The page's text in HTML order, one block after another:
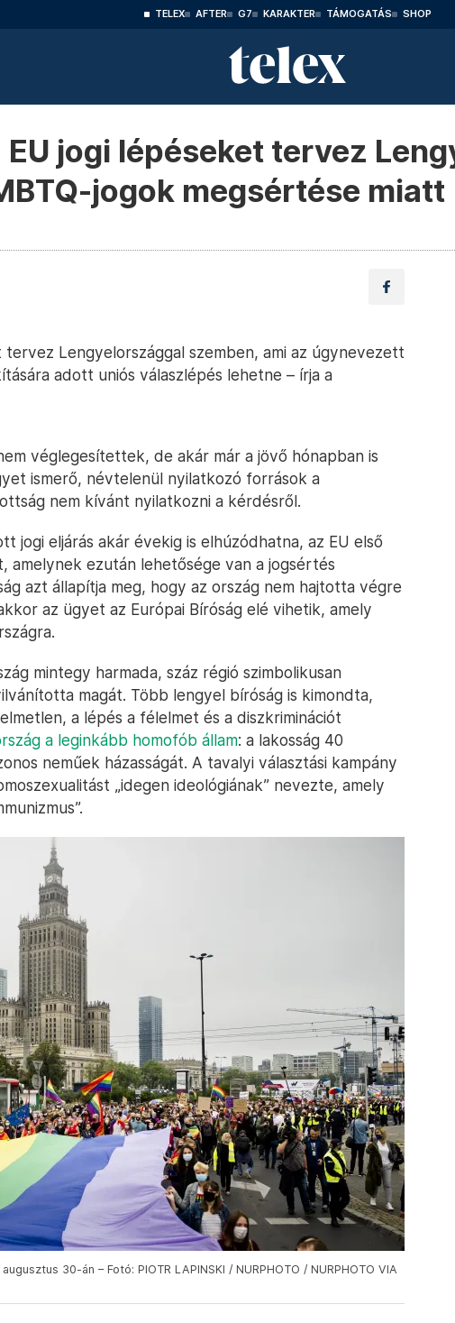
TELEX AFTER G7 KARAKTER TÁMOGATÁS SHOP
jogi lépéseket tervez
jogok megsértése miatt
tervez Lengyelországgal szemben, ami az úgynevezett
adott uniós válaszlépés lehetne – írja a
véglegesítettek, de akár már a jövő hónapban is
ismerő, névtelenül nyilatkozó források a
nem kívánt nyilatkozni a kérdésről.
jogi eljárás akár évekig is elhúzódhatna, az EU első
amelynek ezután lehetősége van a jogsértés
azt állapítja meg, hogy az ország nem hajtotta végre
az ügyet az Európai Bíróság elé vihetik, amely
mintegy harmada, száz régió szimbolikusan
magát. Több lengyel bíróság is kimondta,
a lépés a félelmet és a diszkriminációt
a leginkább homofób állam: a lakosság 40
neműek házasságát. A tavalyi választási kampány
„idegen ideológiának” nevezte, amely
30-án – Fotó: PIOTR LAPINSKI / NURPHOTO / NURPHOTO VIA